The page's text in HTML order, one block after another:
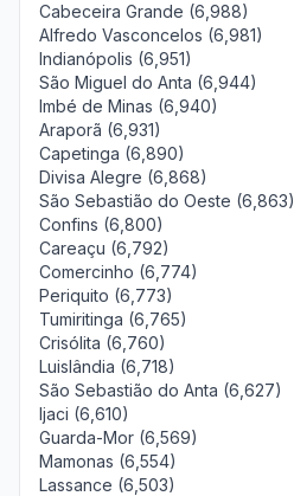
Cabeceira Grande (6,988)
Alfredo Vasconcelos (6,981)
Indianópolis (6,951)
São Miguel do Anta (6,944)
Imbé de Minas (6,940)
Araporã (6,931)
Capetinga (6,890)
Divisa Alegre (6,868)
São Sebastião do Oeste (6,863)
Confins (6,800)
Careaçu (6,792)
Comercinho (6,774)
Periquito (6,773)
Tumiritinga (6,765)
Crisólita (6,760)
Luislândia (6,718)
São Sebastião do Anta (6,627)
Ijaci (6,610)
Guarda-Mor (6,569)
Mamonas (6,554)
Lassance (6,503)